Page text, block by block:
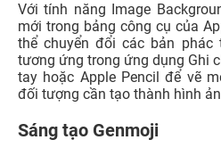
Với tính năng Image
mới trong bảng công cụ của
thể chuyển đổi các bản phác
tương ứng trong ứng dụng Ghi
tay hoặc Apple Pencil để vẽ
đối tượng cần tạo thành hình
Sáng tạo Genmoji